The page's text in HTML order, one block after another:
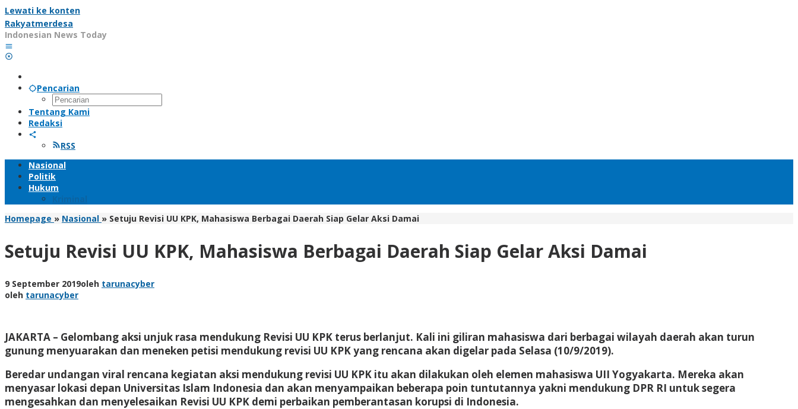
Lewati ke konten
Rakyatmerdesa
Indonesian News Today
Pencarian
Tentang Kami
Redaksi
RSS
Nasional
Politik
Hukum
Kriminal
Homepage » Nasional » Setuju Revisi UU KPK, Mahasiswa Berbagai Daerah Siap Gelar Aksi Damai
Setuju Revisi UU KPK, Mahasiswa Berbagai Daerah Siap Gelar Aksi Damai
9 September 2019oleh tarunacyber
oleh tarunacyber
JAKARTA – Gelombang aksi unjuk rasa mendukung Revisi UU KPK terus berlanjut. Kali ini giliran mahasiswa dari berbagai wilayah daerah akan turun
gunung menyuarakan dan meneken petisi mendukung revisi UU KPK yang rencana akan digelar pada Selasa (10/9/2019).
Beredar undangan viral rencana kegiatan aksi mendukung revisi UU KPK itu akan dilakukan oleh elemen mahasiswa UII Yogyakarta. Mereka akan
menyasar lokasi depan Universitas Islam Indonesia dan akan menyampaikan beberapa poin tuntutannya yakni mendukung DPR RI untuk segera
mengesahkan dan menyelesaikan Revisi UU KPK demi perbaikan pemberantasan korupsi di Indonesia.